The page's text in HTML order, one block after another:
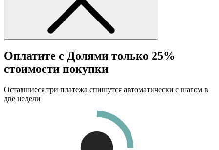
Оплатите с Долями только 25%
стоимости покупки
Оставшиеся три платежа спишутся автоматически с шагом в
две недели